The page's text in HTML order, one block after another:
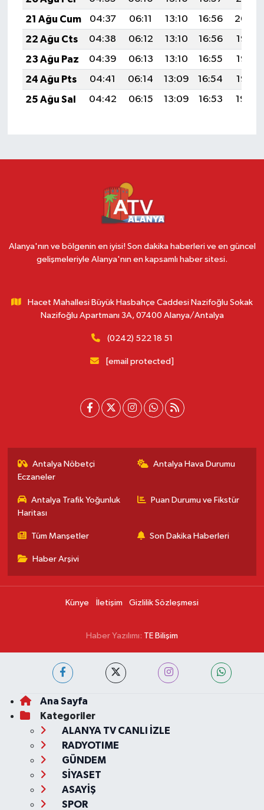
21 Ağu Cum
04:37 06:11 13:10 16:56
20:00
22 Ağu Cts
04:38 06:12 13:10 16:56
19:58
23 Ağu Paz
04:39 06:13 13:10 16:55
19:57
24 Ağu Pts
04:41 06:14 13:09 16:54
19:55
25 Ağu Sal
04:42 06:15 13:09 16:53 19:54
Alanya'nın ve bölgenin en iyisi! Son dakika haberleri ve en güncel
gelişmeleriyle Alanya'nın en kapsamlı haber sitesi.
Hacet Mahallesi Büyük Hasbahçe Caddesi Nazifoğlu Sokak
Nazifoğlu Apartmanı 3A, 07400 Alanya/Antalya
(0242) 522 18 51
[email protected]
Antalya Nöbetçi
Eczaneler
Antalya Hava Durumu
Antalya Trafik Yoğunluk
Haritası
Puan Durumu ve Fikstür
Tüm Manşetler Son Dakika Haberleri
Haber Arşivi
Künye İletişim Gizlilik Sözleşmesi
Haber Yazılımı: TE Bilişim
Ana Sayfa
Kategoriler
ALANYA TV CANLI İZLE
RADYOTIME
GÜNDEM
SİYASET
ASAYİŞ
SPOR